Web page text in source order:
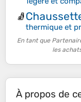
🧦
thermique et
En tant que
les
À propos de